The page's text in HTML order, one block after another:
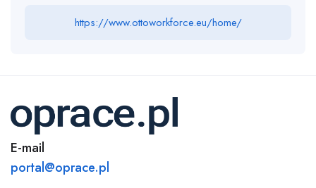
https://www.ottoworkforce.eu/home/
E-mail
portal@oprace.pl